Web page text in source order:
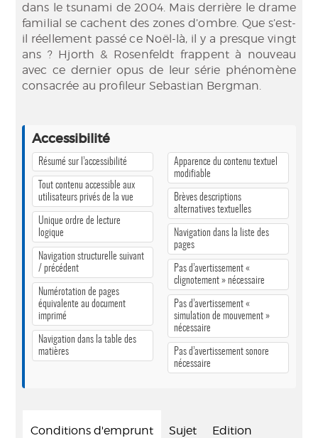
dans le tsunami de 2004. Mais derrière le drame
familial se cachent des zones d’ombre. Que s’est-
il réellement passé ce Noël-là, il y a presque vingt
ans ? Hjorth & Rosenfeldt frappent à nouveau
avec ce dernier opus de leur série phénomène
consacrée au profileur Sebastian Bergman.
Accessibilité
Résumé sur l’accessibilité
Tout contenu accessible aux
utilisateurs privés de la vue
Unique ordre de lecture
logique
Navigation structurelle suivant
/ précédent
Numérotation de pages
équivalente au document
imprimé
Navigation dans la table des
matières
Apparence du contenu textuel
modifiable
Brèves descriptions
alternatives textuelles
Navigation dans la liste des
pages
Pas d’avertissement «
clignotement » nécessaire
Pas d’avertissement «
simulation de mouvement »
nécessaire
Pas d’avertissement sonore
nécessaire
Conditions d'emprunt Sujet Edition